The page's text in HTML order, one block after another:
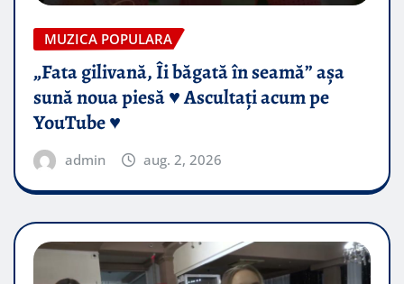
MUZICA POPULARA
„Fata gilivană, Îi băgată în seamă” așa
sună noua piesă ♥️ Ascultați acum pe
YouTube ♥️
admin aug. 2, 2026